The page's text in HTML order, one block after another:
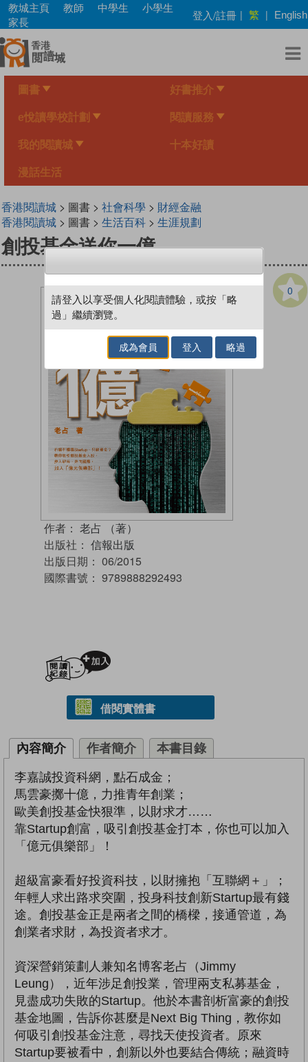
Skip
main
content
教城主頁 教師 中學生
小學生
家長
登入/註冊 | 繁 | English
圖書 好書推介
e悅讀學校計劃 閱讀服務
我的閱讀城 十本好讀
漫話生活
香港閱讀城> 圖書 > 社會科學 > 財經金融
香港閱讀城> 圖書 > 生活百科> 生涯規劃
創投基金送你一億
0
作者： 老占 （著）
出版社： 信報出版
出版日期： 06/2015
國際書號： 9789888292493
借閱實體書
內容簡介 作者簡介 本書目錄
李嘉誠投資科網，點石成金；
馬雲豪擲十億，力推青年創業；
歐美創投基金快狠準，以財求才……
靠Startup創富，吸引創投基金打本，你也可以加入
「億元俱樂部」！
超級富豪看好投資科技，以財擁抱「互聯網＋」；
年輕人求出路求突圍，投身科技創新Startup最有錢
途。創投基金正是兩者之間的橋樑，接通管道，為
創業者求財，為投資者求才。
資深營銷策劃人兼知名博客老占（Jimmy
Leung），近年涉足創投業，管理兩支私募基金，
見盡成功失敗的Startup。他於本書剖析富豪的創投
基金地圖，告訴你甚麼是Next Big Thing，教你如
何吸引創投基金注意，尋找天使投資者。原來
Startup要被看中，創新以外也要結合傳統；融資時
請登入以享受個人化閱讀體驗，或按「略
過」繼續瀏覽。
成為會員 登入 略過